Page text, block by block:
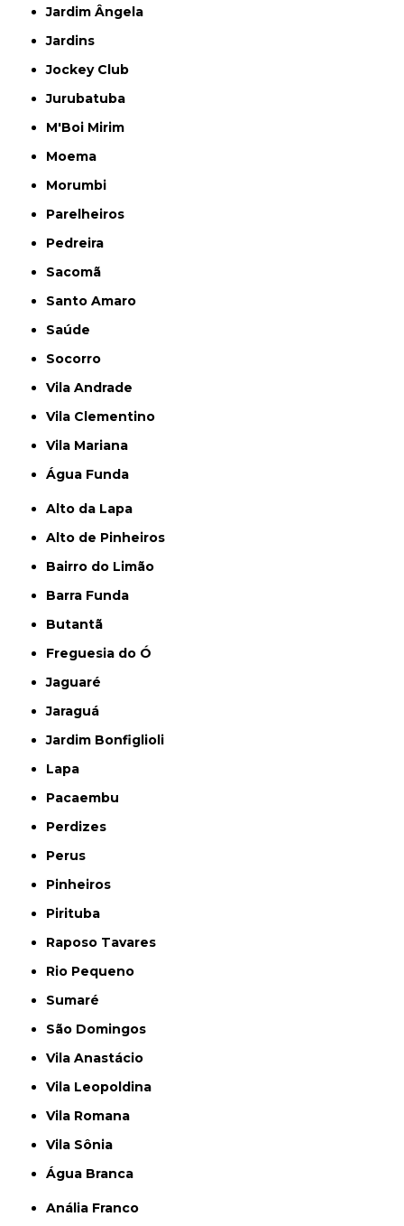
Jardim Ângela
Jardins
Jockey Club
Jurubatuba
M'Boi Mirim
Moema
Morumbi
Parelheiros
Pedreira
Sacomã
Santo Amaro
Saúde
Socorro
Vila Andrade
Vila Clementino
Vila Mariana
Água Funda
Alto da Lapa
Alto de Pinheiros
Bairro do Limão
Barra Funda
Butantã
Freguesia do Ó
Jaguaré
Jaraguá
Jardim Bonfiglioli
Lapa
Pacaembu
Perdizes
Perus
Pinheiros
Pirituba
Raposo Tavares
Rio Pequeno
Sumaré
São Domingos
Vila Anastácio
Vila Leopoldina
Vila Romana
Vila Sônia
Água Branca
Anália Franco